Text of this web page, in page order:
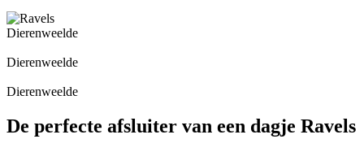
Dierenweelde
Dierenweelde
Dierenweelde
De perfecte afsluiter van een dagje Ravels